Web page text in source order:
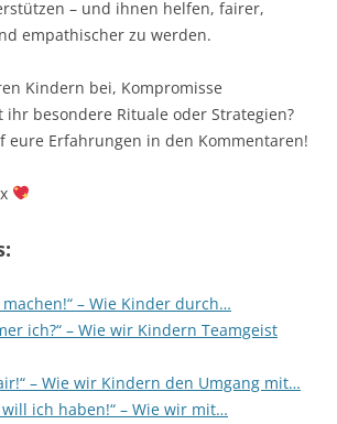
– und ihnen helfen, fairer,
empathischer zu werden.
Kindern bei, Kompromisse
ihr besondere Rituale oder Strategien?
eure Erfahrungen in den Kommentaren!
– Wie Kinder durch…
ich?“ – Wie wir Kindern Teamgeist
– Wie wir Kindern den Umgang mit…
ich haben!“ – Wie wir mit…